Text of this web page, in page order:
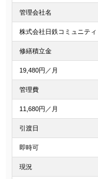
管理会社名
株式会社日鉄コミュニティ
修繕積立金
19,480円／月
管理費
11,680円／月
引渡日
即時可
現況